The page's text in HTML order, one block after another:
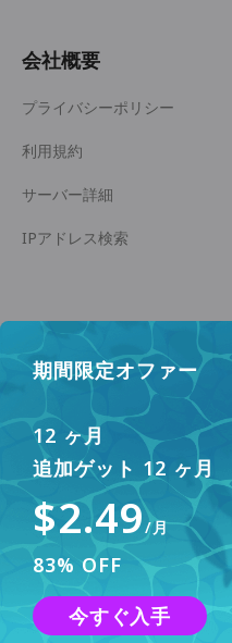
期間限定オファー
12 ヶ月
追加ゲット 12 ヶ月
$2.49/月
83% OFF
今すぐ入手
会社概要
プライバシーポリシー
利用規約
サーバー詳細
IPアドレス検索
ヘルプセンター
panda7x24@gmail.com
FAQ
支払い方法
このウェブサイトでは、ユーザー
にクッキーを使用しています。詳